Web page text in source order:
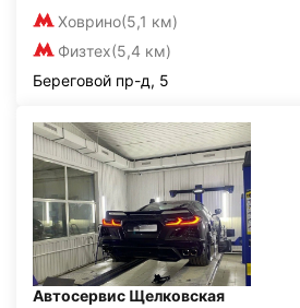
Ховрино(5,1 км)
Физтех(5,4 км)
Береговой пр-д, 5
Автосервис Щелковская